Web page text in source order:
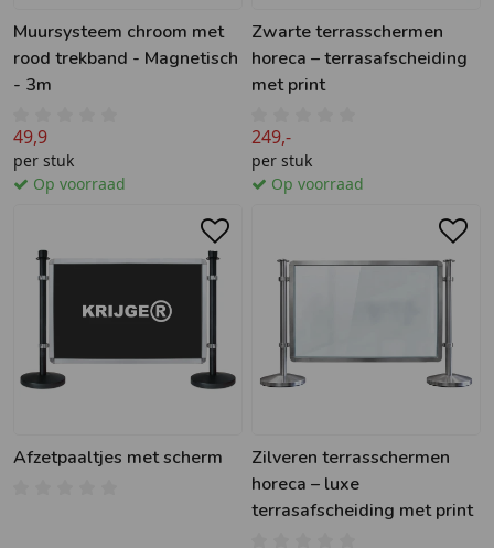
Muursysteem chroom met
rood trekband - Magnetisch
- 3m
49,9
per stuk
Op voorraad
Zwarte terrasschermen
horeca – terrasafscheiding
met print
249,-
per stuk
Op voorraad
Afzetpaaltjes met scherm
Zilveren terrasschermen
horeca – luxe
terrasafscheiding met print